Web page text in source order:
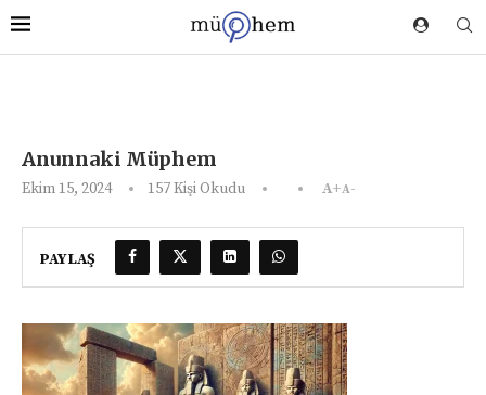
Anunnaki Müphem
Ekim 15, 2024 157Kişi Okudu A+A-
PAYLAŞ